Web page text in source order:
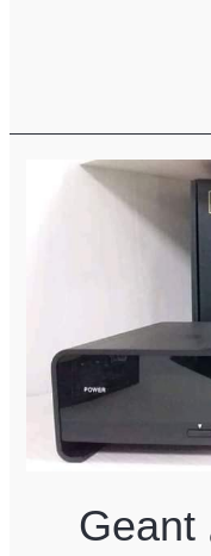
جيون ايفو اللوري Geant